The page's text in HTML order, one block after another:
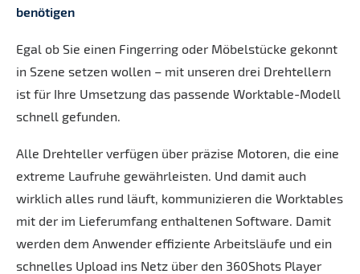
benötigen
Egal ob Sie einen Fingerring oder Möbelstücke gekonnt
in Szene setzen wollen – mit unseren drei Drehtellern
ist für Ihre Umsetzung das passende Worktable-Modell
schnell gefunden.
Alle Drehteller verfügen über präzise Motoren, die eine
extreme Laufruhe gewährleisten. Und damit auch
wirklich alles rund läuft, kommunizieren die Worktables
mit der im Lieferumfang enthaltenen Software. Damit
werden dem Anwender effiziente Arbeitsläufe und ein
schnelles Upload ins Netz über den 360Shots Player